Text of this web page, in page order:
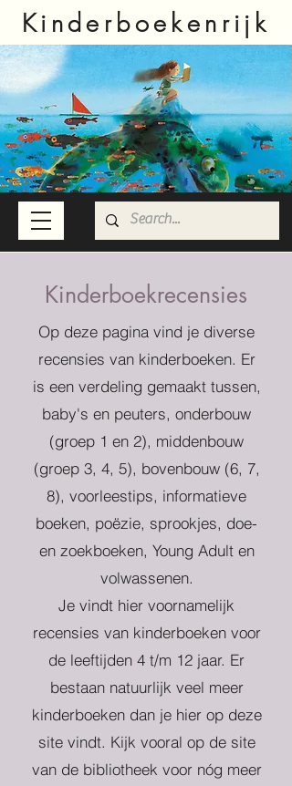
Kinderboekenrijk
Kinderboekrecensies
Op deze pagina vind je diverse
recensies van kinderboeken. Er
is een verdeling gemaakt tussen,
baby's en peuters, onderbouw
(groep 1 en 2), middenbouw
(groep 3, 4, 5), bovenbouw (6, 7,
8), voorleestips, informatieve
boeken, poëzie, sprookjes, doe-
en zoekboeken, Young Adult en
volwassenen.
Je vindt hier voornamelijk
recensies van kinderboeken voor
de leeftijden 4 t/m 12 jaar. Er
bestaan natuurlijk veel meer
kinderboeken dan je hier op deze
site vindt. Kijk vooral op de site
van de bibliotheek voor nóg meer